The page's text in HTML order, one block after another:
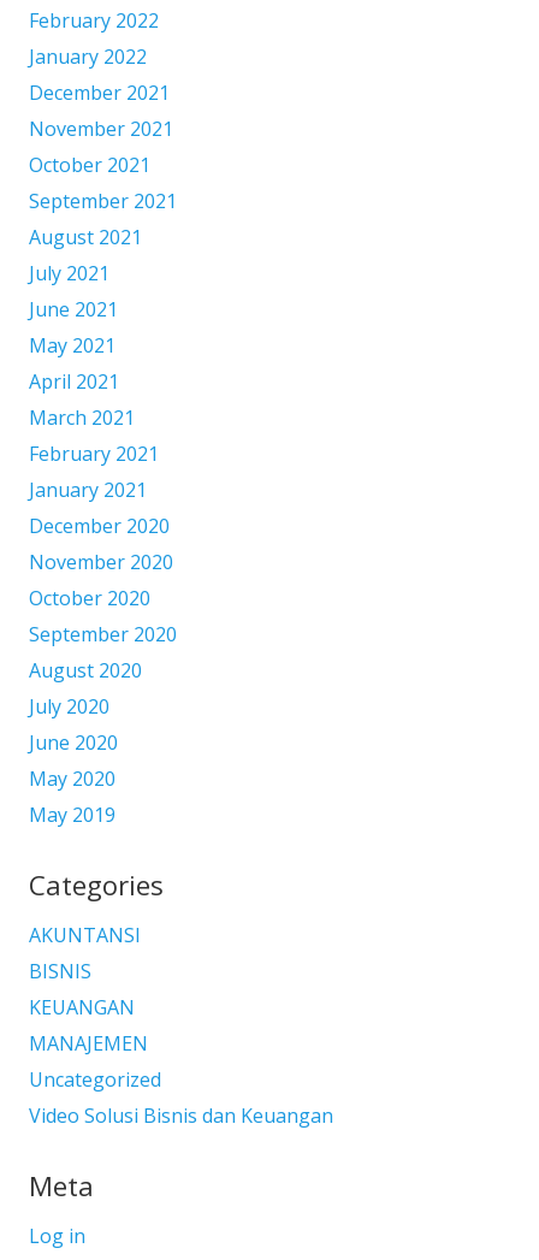
February 2022
January 2022
December 2021
November 2021
October 2021
September 2021
August 2021
July 2021
June 2021
May 2021
April 2021
March 2021
February 2021
January 2021
December 2020
November 2020
October 2020
September 2020
August 2020
July 2020
June 2020
May 2020
May 2019
Categories
AKUNTANSI
BISNIS
KEUANGAN
MANAJEMEN
Uncategorized
Video Solusi Bisnis dan Keuangan
Meta
Log in